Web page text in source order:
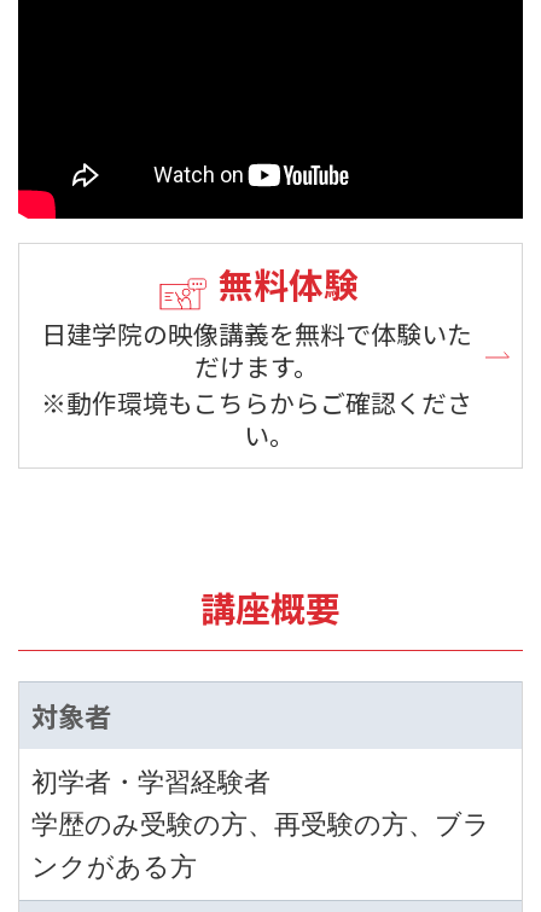
無料体験
日建学院の映像講義を無料で体験いた
だけます。
※動作環境もこちらからご確認くださ
い。
講座概要
対象者
初学者・学習経験者
学歴のみ受験の方、再受験の方、ブラ
ンクがある方